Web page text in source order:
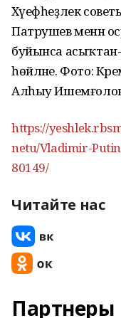
Хәүефһеҙлек
Патрушев менән
буйынса
һөйләне. Фото:
Алһыу
https://
netu/Vladimir-
80149/
Читайте нас
Партнеры